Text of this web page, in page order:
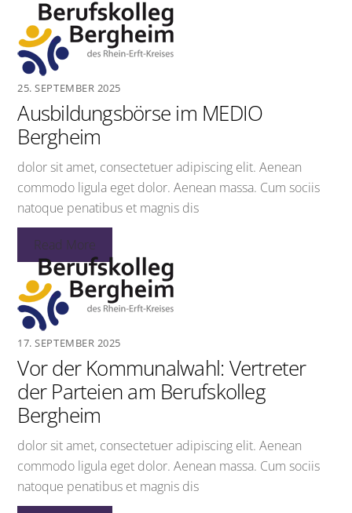
25. SEPTEMBER 2025
Ausbildungsbörse im MEDIO
Bergheim
dolor sit amet, consectetuer adipiscing elit. Aenean
commodo ligula eget dolor. Aenean massa. Cum sociis
natoque penatibus et magnis dis
Read More
17. SEPTEMBER 2025
Vor der Kommunalwahl: Vertreter
der Parteien am Berufskolleg
Bergheim
dolor sit amet, consectetuer adipiscing elit. Aenean
commodo ligula eget dolor. Aenean massa. Cum sociis
natoque penatibus et magnis dis